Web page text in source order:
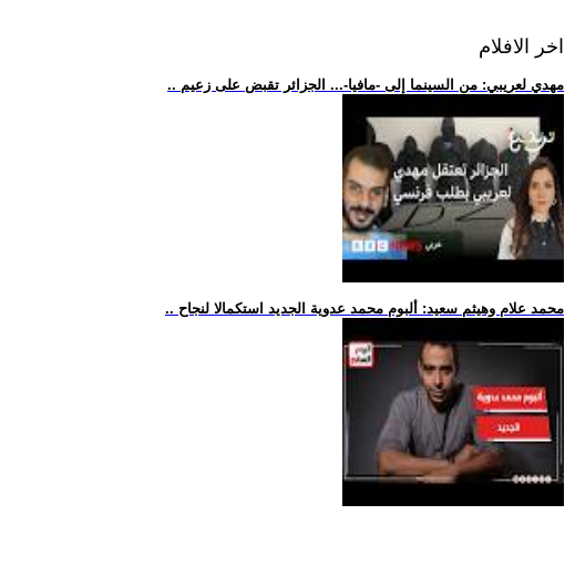
اخر الافلام
.. مهدي لعريبي: من السينما إلى -مافيا-... الجزائر تقبض على زعيم
.. محمد علام وهيثم سعيد: ألبوم محمد عدوية الجديد استكمالا لنجاح